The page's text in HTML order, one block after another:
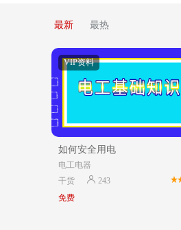
最新 最热
VIP资料
如何安全用电
电工电器
干货
243
免费